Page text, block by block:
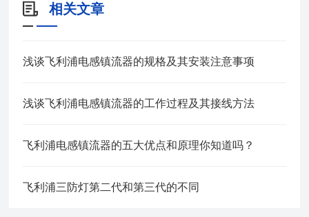
相关文章
浅谈飞利浦电感镇流器的规格及其安装注意事项
浅谈飞利浦电感镇流器的工作过程及其接线方法
飞利浦电感镇流器的五大优点和原理你知道吗？
飞利浦三防灯第二代和第三代的不同